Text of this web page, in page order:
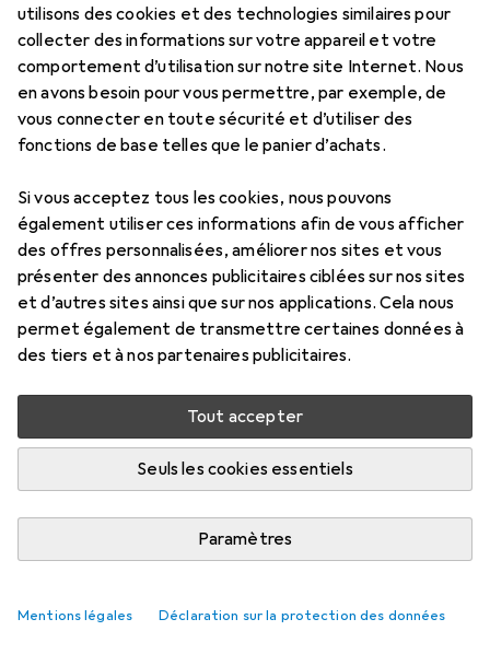
utilisons des cookies et des technologies similaires pour
collecter des informations sur votre appareil et votre
comportement d’utilisation sur notre site Internet. Nous
en avons besoin pour vous permettre, par exemple, de
vous connecter en toute sécurité et d’utiliser des
fonctions de base telles que le panier d’achats.
Si vous acceptez tous les cookies, nous pouvons
également utiliser ces informations afin de vous afficher
des offres personnalisées, améliorer nos sites et vous
présenter des annonces publicitaires ciblées sur nos sites
et d’autres sites ainsi que sur nos applications. Cela nous
permet également de transmettre certaines données à
des tiers et à nos partenaires publicitaires.
Tout accepter
Seuls les cookies essentiels
Paramètres
Mentions légales Déclaration sur la protection des données
NOUVEAUTÉS + TENDANCES
Voici les nouveaux jeux Xbox
Game Pass de juillet 2026
Kim Muntinga
8/7/2026
"Gears of War: Reloaded", "Tony
Hawk's Pro Skater 1 + 2" et "The Planet
Crafter" arrivent dans le Game Pass
en juillet. Au total, onze jeux sont